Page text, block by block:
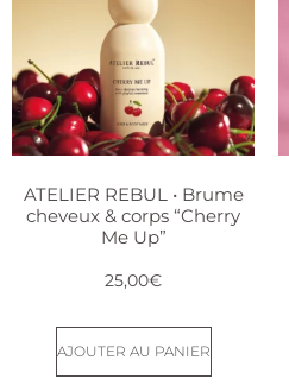
ATELIER REBUL • Brume
cheveux & corps “Cherry
Me Up”
25,00€
AJOUTER AU PANIER